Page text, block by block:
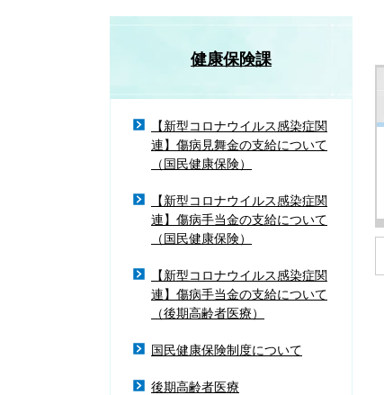
健康保険課
【新型コロナウイルス感染症関
連】傷病見舞金の支給について
（国民健康保険）
【新型コロナウイルス感染症関
連】傷病手当金の支給について
（国民健康保険）
【新型コロナウイルス感染症関
連】傷病手当金の支給について
（後期高齢者医療）
国民健康保険制度について
後期高齢者医療